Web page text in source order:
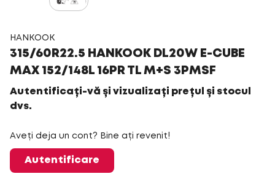
HANKOOK
315/60R22.5 HANKOOK DL20W E-CUBE
MAX 152/148L 16PR TL M+S 3PMSF
Autentificați-vă și vizualizați prețul și stocul
dvs.
Aveți deja un cont? Bine ați revenit!
Autentificare